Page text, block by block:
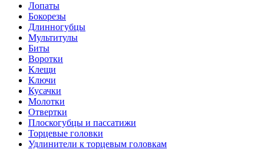
Лопаты
Бокорезы
Длинногубцы
Мультитулы
Биты
Воротки
Клещи
Ключи
Кусачки
Молотки
Отвертки
Плоскогубцы и пассатижи
Торцевые головки
Удлинители к торцевым головкам